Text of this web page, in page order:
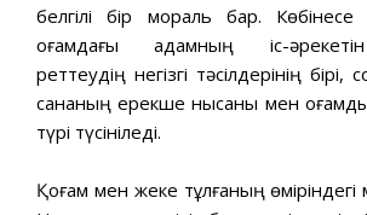
белгілі бір мораль бар.
қоғамдағы адамның іс-
реттеудің негізгі тәсілдерінің бірі,
сананың ерекше нысаны мен
түрі түсініледі.
Қоғам мен жеке тұлғаның өміріндегі